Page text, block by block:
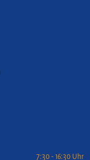
7:30 - 16:30 Uhr